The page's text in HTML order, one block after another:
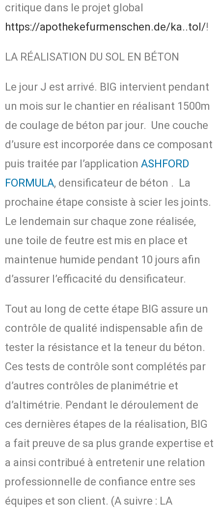
critique dans le projet global
https://apothekefurmenschen.de/ka..tol/!
LA RÉALISATION DU SOL EN BÉTON
Le jour J est arrivé. BIG intervient pendant
un mois sur le chantier en réalisant 1500m
de coulage de béton par jour. Une couche
d’usure est incorporée dans ce composant
puis traitée par l’application ASHFORD
FORMULA, densificateur de béton . La
prochaine étape consiste à scier les joints.
Le lendemain sur chaque zone réalisée,
une toile de feutre est mis en place et
maintenue humide pendant 10 jours afin
d’assurer l’efficacité du densificateur.
Tout au long de cette étape BIG assure un
contrôle de qualité indispensable afin de
tester la résistance et la teneur du béton.
Ces tests de contrôle sont complétés par
d’autres contrôles de planimétrie et
d’altimétrie. Pendant le déroulement de
ces dernières étapes de la réalisation, BIG
a fait preuve de sa plus grande expertise et
a ainsi contribué à entretenir une relation
professionnelle de confiance entre ses
équipes et son client. (A suivre : LA